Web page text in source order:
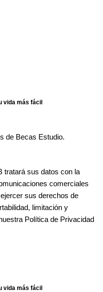
vida más fácil
de Becas Estudio.
tratará sus datos con la
comerciales
sus derechos de
limitación y
Política de Privacidad
vida más fácil